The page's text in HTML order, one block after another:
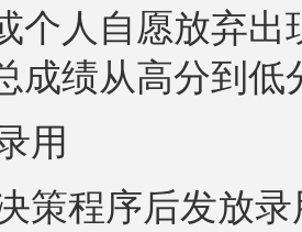
个人自愿放弃
成绩从高分到低
用
策程序后发放